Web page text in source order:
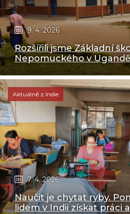
9. 4. 2026
Rozšířili jsme Základní
Nepomuckého v Ugandě
Aktuálně z Indie
7. 4. 2026
Naučit je chytat ryby.
lidem v Indii získat práci